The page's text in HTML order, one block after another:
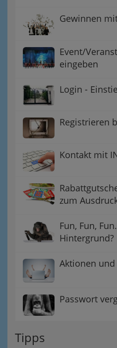
Gewinnen
Event/
eingeben
Login -
Registrieren
Kontakt mit
zum
Fun, Fun,
Hintergrund?
Aktionen
Passwort
Tipps